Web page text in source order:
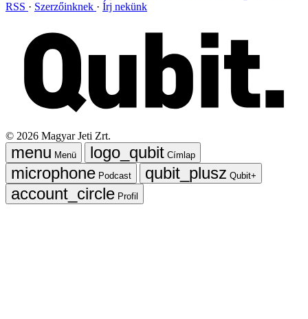
RSS
Szerzőinknek Írj nekünk
© 2026 Magyar Jeti Zrt.
Menü
Címlap
Podcast
Qubit+
Profil